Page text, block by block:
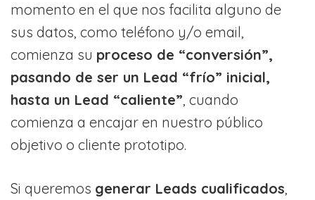
momento en el que nos facilita alguno de
sus datos, como teléfono y/o email,
comienza su proceso de “conversión”,
pasando de ser un Lead “frío” inicial,
hasta un Lead “caliente” , cuando
comienza a encajar en nuestro público
objetivo o cliente prototipo.
Si queremos generar Leads cualificados